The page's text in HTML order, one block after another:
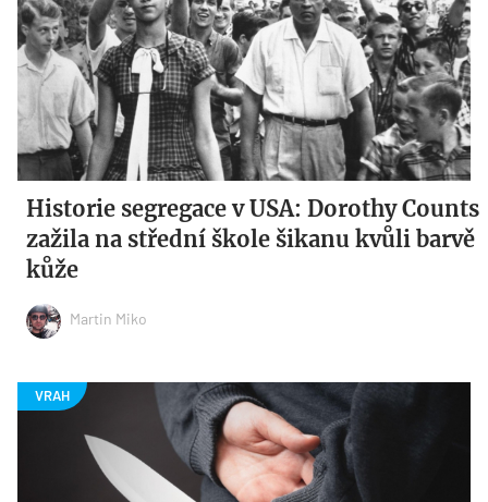
Historie segregace v USA: Dorothy Counts
zažila na střední škole šikanu kvůli barvě
kůže
Martin Miko